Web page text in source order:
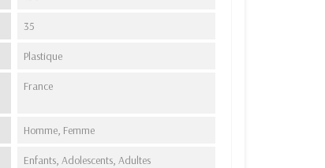
35
Plastique
France
Homme, Femme
Enfants, Adolescents, Adultes